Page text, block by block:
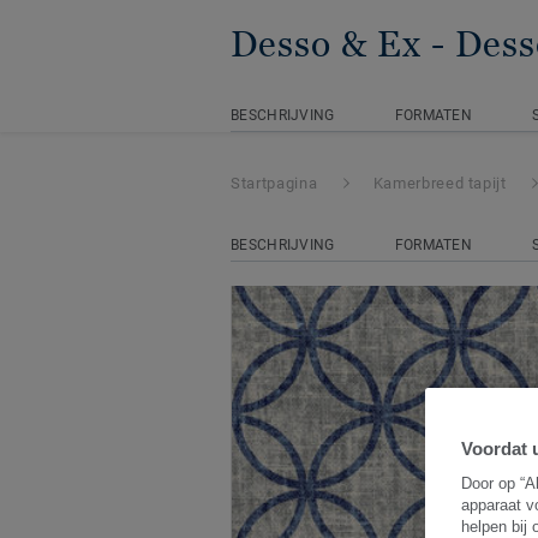
Desso & Ex -
BESCHRIJVING FORMATEN
Startpagina Kamerbreed tapijt
BESCHRIJVING FORMATEN
Voordat
Door op
apparaat
helpen bij